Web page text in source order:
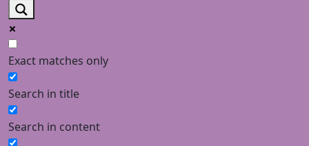
Exact matches only
Search in title
Search in content